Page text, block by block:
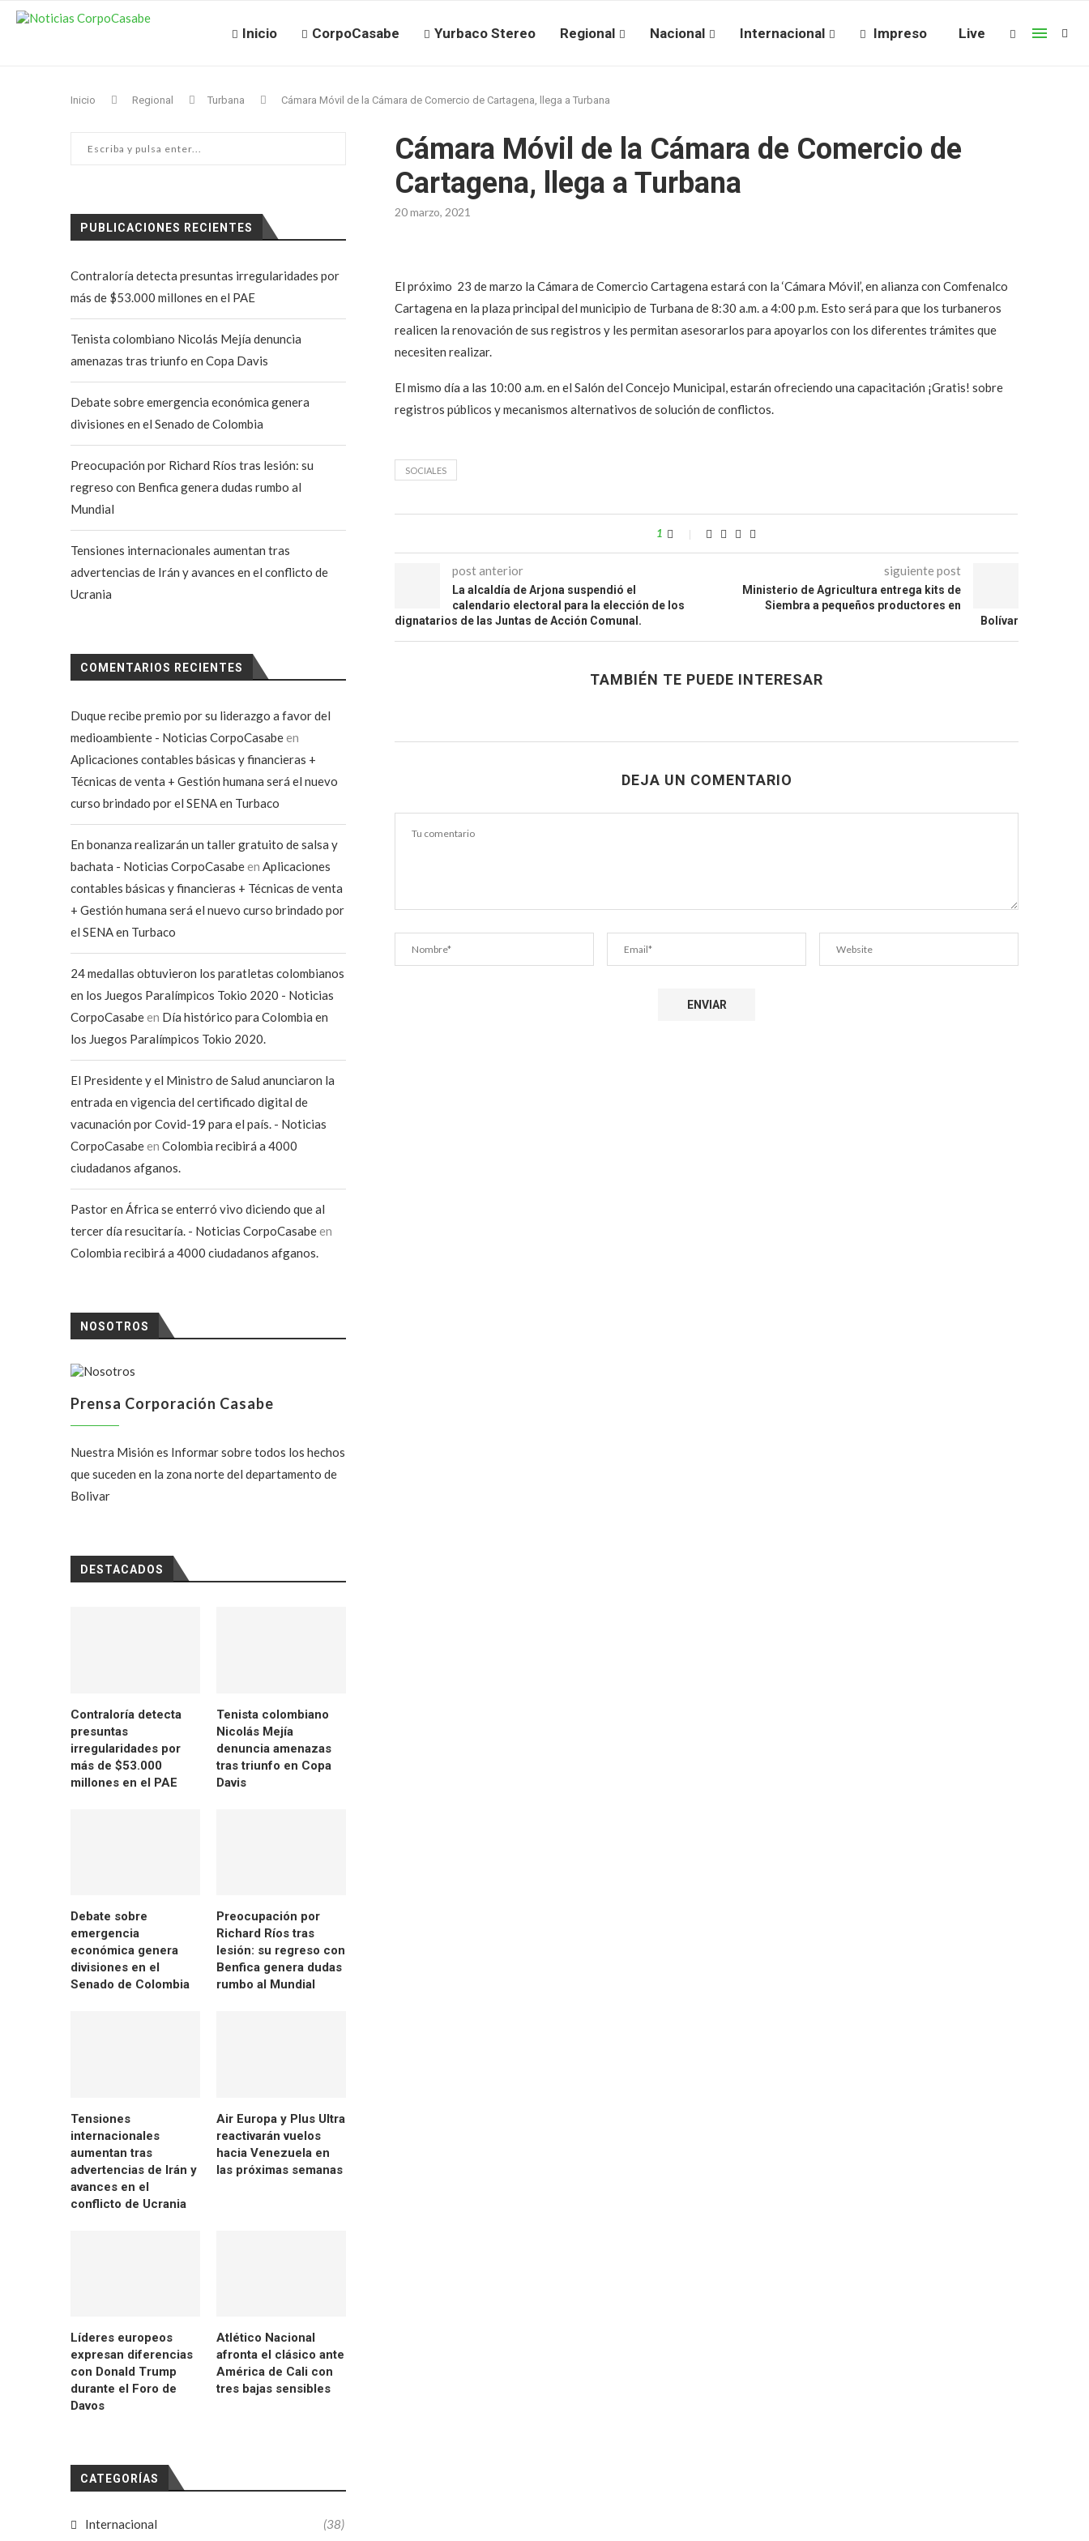
Inicio CorpoCasabe Yurbaco Stereo Regional Nacional Internacional Impreso Live
Inicio Regional Turbana Cámara Móvil de la Cámara de Comercio de Cartagena, llega a Turbana
Cámara Móvil de la Cámara de Comercio de
Cartagena, llega a Turbana
20 marzo, 2021
El próximo 23 de marzo la Cámara de Comercio Cartagena estará con la ‘Cámara Móvil’, en alianza con Comfenalco
Cartagena en la plaza principal del municipio de Turbana de 8:30 a.m. a 4:00 p.m. Esto será para que los turbaneros
realicen la renovación de sus registros y les permitan asesorarlos para apoyarlos con los diferentes trámites que
necesiten realizar.
El mismo día a las 10:00 a.m. en el Salón del Concejo Municipal, estarán ofreciendo una capacitación ¡Gratis! sobre
registros públicos y mecanismos alternativos de solución de conflictos.
SOCIALES
1
post anterior
La alcaldía de Arjona suspendió el
calendario electoral para la elección de los
dignatarios de las Juntas de Acción Comunal.
siguiente post
Ministerio de Agricultura entrega kits de
Siembra a pequeños productores en
Bolívar
TAMBIÉN TE PUEDE INTERESAR
DEJA UN COMENTARIO
PUBLICACIONES RECIENTES
Contraloría detecta presuntas irregularidades por
más de $53.000 millones en el PAE
Tenista colombiano Nicolás Mejía denuncia
amenazas tras triunfo en Copa Davis
Debate sobre emergencia económica genera
divisiones en el Senado de Colombia
Preocupación por Richard Ríos tras lesión: su
regreso con Benfica genera dudas rumbo al
Mundial
Tensiones internacionales aumentan tras
advertencias de Irán y avances en el conflicto de
Ucrania
COMENTARIOS RECIENTES
Duque recibe premio por su liderazgo a favor del
medioambiente - Noticias CorpoCasabeen
Aplicaciones contables básicas y financieras +
Técnicas de venta + Gestión humana será el nuevo
curso brindado por el SENA en Turbaco
En bonanza realizarán un taller gratuito de salsa y
bachata - Noticias CorpoCasabeen Aplicaciones
contables básicas y financieras + Técnicas de venta
+ Gestión humana será el nuevo curso brindado por
el SENA en Turbaco
24 medallas obtuvieron los paratletas colombianos
en los Juegos Paralímpicos Tokio 2020 - Noticias
CorpoCasabeen Día histórico para Colombia en
los Juegos Paralímpicos Tokio 2020.
El Presidente y el Ministro de Salud anunciaron la
entrada en vigencia del certificado digital de
vacunación por Covid-19 para el país. - Noticias
CorpoCasabeen Colombia recibirá a 4000
ciudadanos afganos.
Pastor en África se enterró vivo diciendo que al
tercer día resucitaría. - Noticias CorpoCasabeen
Colombia recibirá a 4000 ciudadanos afganos.
NOSOTROS
Prensa Corporación Casabe
Nuestra Misión es Informar sobre todos los hechos
que suceden en la zona norte del departamento de
Bolivar
DESTACADOS
Contraloría detecta
presuntas
irregularidades por
más de $53.000
millones en el PAE
Tenista colombiano
Nicolás Mejía
denuncia amenazas
tras triunfo en Copa
Davis
Debate sobre
emergencia
económica genera
divisiones en el
Senado de Colombia
Preocupación por
Richard Ríos tras
lesión: su regreso con
Benfica genera dudas
rumbo al Mundial
Tensiones
internacionales
aumentan tras
advertencias de Irán y
avances en el
conflicto de Ucrania
Air Europa y Plus Ultra
reactivarán vuelos
hacia Venezuela en
las próximas semanas
Líderes europeos
expresan diferencias
con Donald Trump
durante el Foro de
Davos
Atlético Nacional
afronta el clásico ante
América de Cali con
tres bajas sensibles
CATEGORÍAS
Internacional (38)